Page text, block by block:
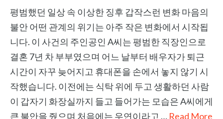
평범했던 일상 속 이상한 징후 갑작스런 변화 마음의
불안 어떤 관계의 위기는 아주 작은 변화에서 시작됩
니다. 이 사건의 주인공인 A씨는 평범한 직장인으로
결혼 7년 차 부부였으며 어느 날부터 배우자가 퇴근
시간이 자꾸 늦어지고 휴대폰을 손에서 놓지 않기 시
작했습니다. 이전에는 식탁 위에 두고 생활하던 사람
이 갑자기 화장실까지 들고 들어가는 모습은 A씨에게
큰 불안을 줬으며 처음에는 우연이라고 … Read More